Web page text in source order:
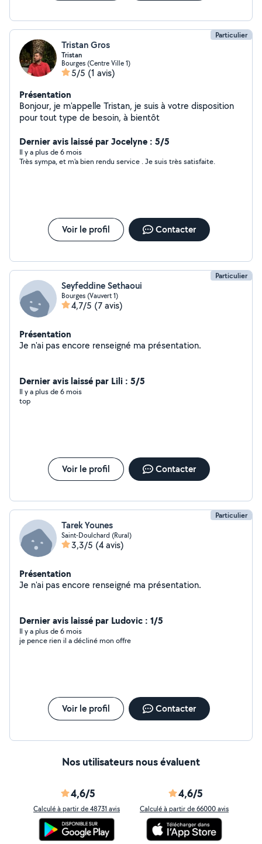
Particulier
Tristan Gros
Tristan
Bourges (Centre Ville 1)
5/5 (1 avis)
Présentation
Bonjour, je m'appelle Tristan, je suis à votre disposition
pour tout type de besoin, à bientôt
Dernier avis laissé par Jocelyne : 5/5
Il y a plus de 6 mois
Très sympa, et m'a bien rendu service . Je suis très satisfaite.
Voir le profil Contacter
Particulier
Seyfeddine Sethaoui
Bourges (Vauvert 1)
4,7/5 (7 avis)
Présentation
Je n'ai pas encore renseigné ma présentation.
Dernier avis laissé par Lili : 5/5
Il y a plus de 6 mois
top
Voir le profil Contacter
Particulier
Tarek Younes
Saint-Doulchard (Rural)
3,3/5 (4 avis)
Présentation
Je n'ai pas encore renseigné ma présentation.
Dernier avis laissé par Ludovic : 1/5
Il y a plus de 6 mois
je pence rien il a décliné mon offre
Voir le profil Contacter
Nos utilisateurs nous évaluent
4,6/5
Calculé à partir de 48731 avis
4,6/5
Calculé à partir de 66000 avis